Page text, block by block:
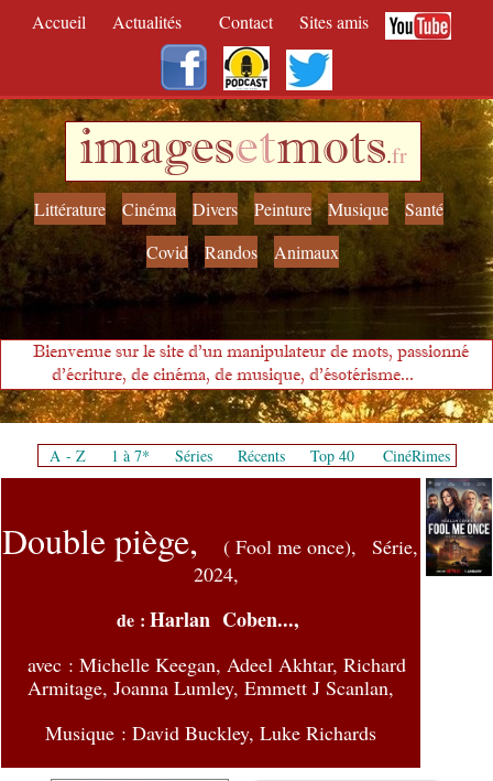
Accueil Actualités Contact Sites amis
imagesetmots.fr
Littérature Cinéma Divers Peinture Musique
Santé
Covid
Randos Animaux
Bienvenue sur le site d'un manipulateur de mots, passionné
d'écriture, de cinéma, de musique, d'ésotérisme...
A - Z 1 à 7* Séries Récents Top 40 CinéRimes
Double piège, ( Fool me once),
Série,
2024,
de : Harlan Coben...,
avec : Michelle Keegan, Adeel Akhtar, Richard
Armitage, Joanna Lumley, Emmett J Scanlan,
Musique : David Buckley, Luke Richards